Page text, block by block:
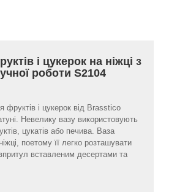
і цукерок на ніжці з
роботи S2104
фруктів і цукерок від Brasstico
Невелику вазу використовують
цукатів або печива. Ваза
поетому її легко розташувати
вставленим десертами та